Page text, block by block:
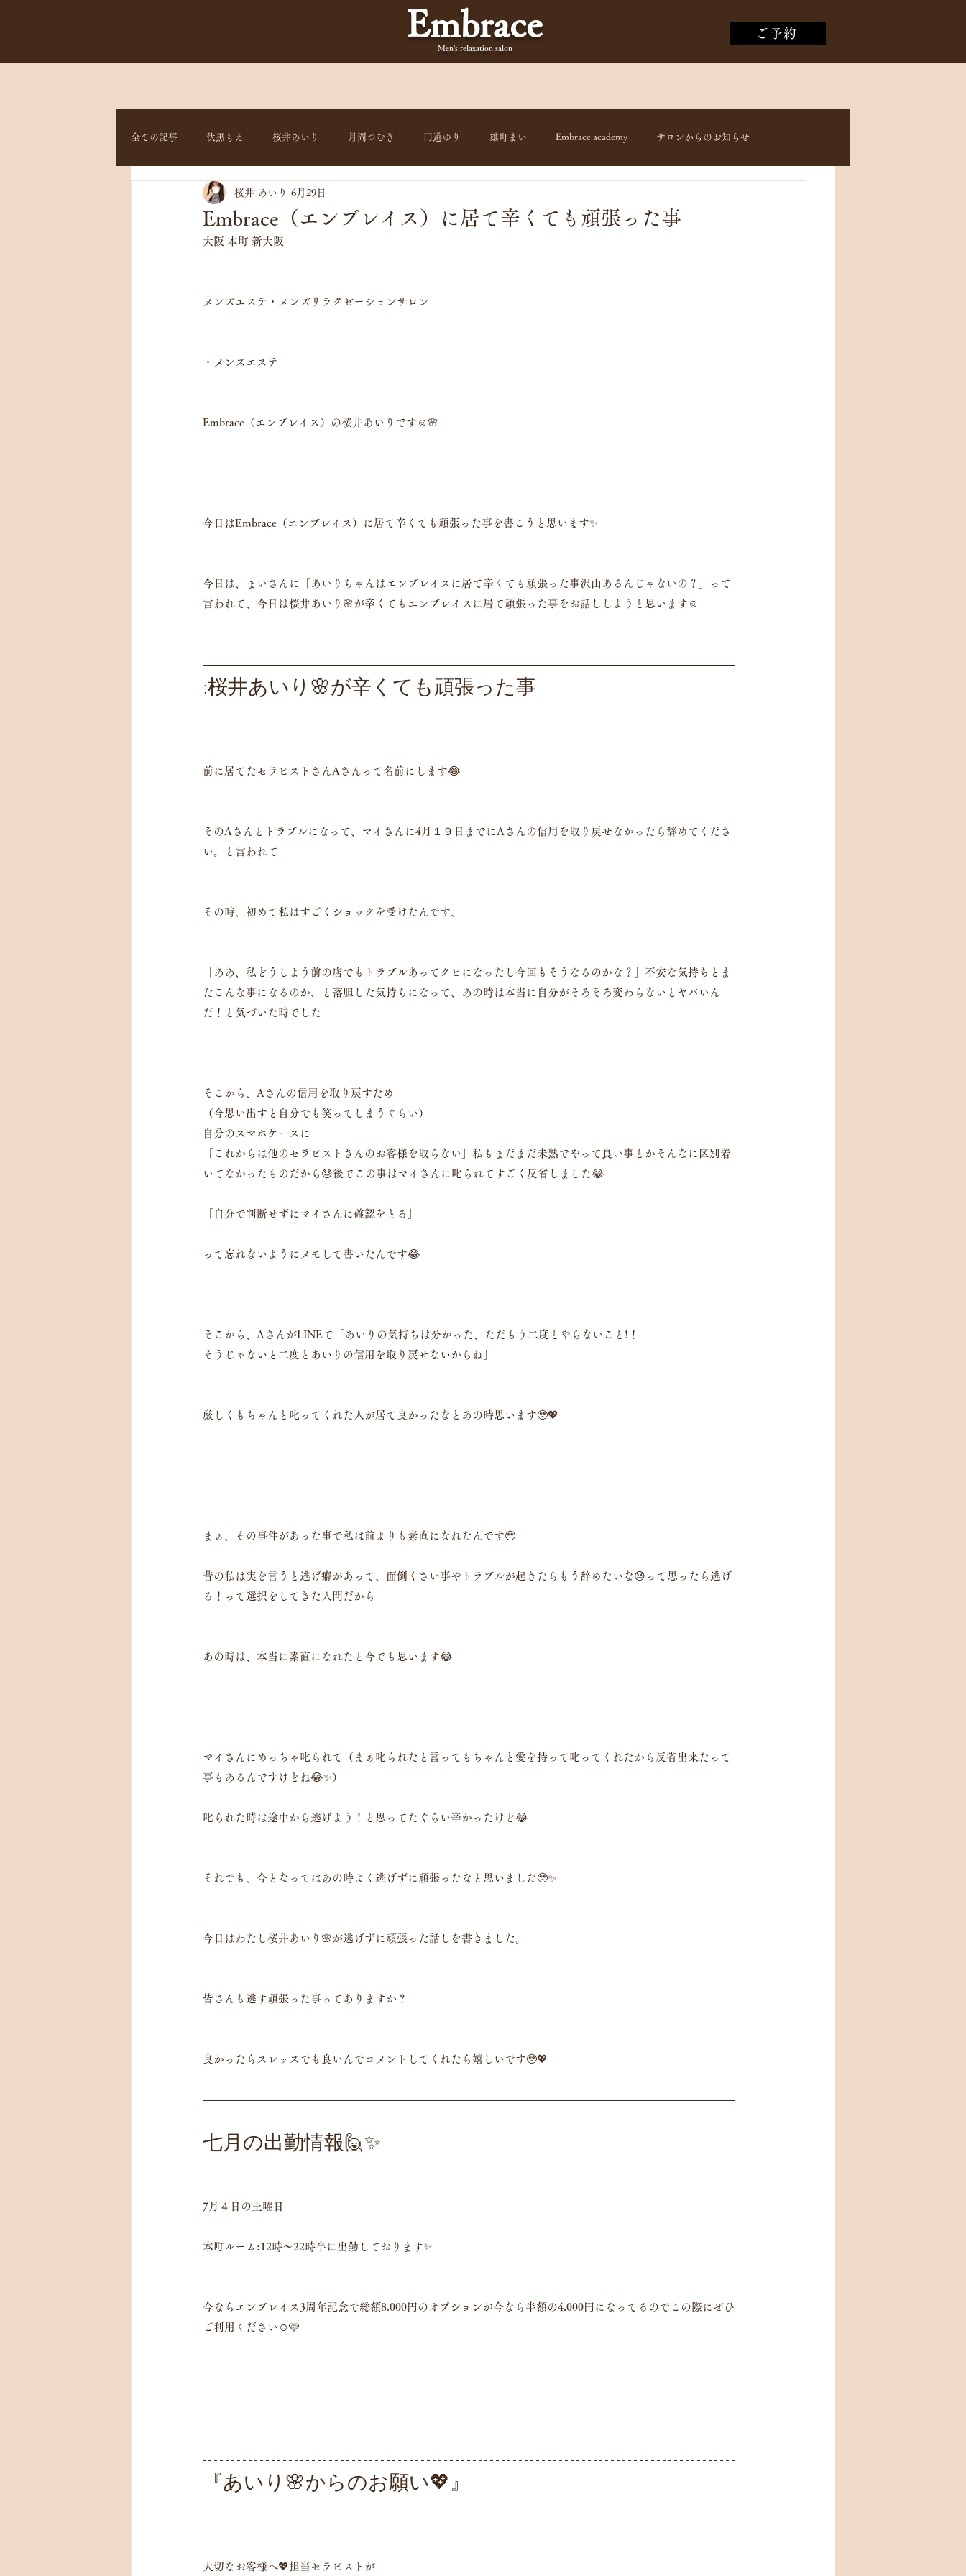
Embrace
Men's relaxation salon
ご予約
全ての記事 伏黒もえ 桜井あいり 月岡つむぎ 円道ゆり 雄町まい Embrace academy サロンからのお知らせ
Embrace（エンブレイス）に居て辛くても頑張った事
桜井 あいり 6月29日
大阪 本町 新大阪
メンズエステ・メンズリラクゼーションサロン
・メンズエステ
Embrace（エンブレイス）の桜井あいりです☺️🌸
今日はEmbrace（エンブレイス）に居て辛くても頑張った事を書こうと思います✨
今日は、まいさんに「あいりちゃんはエンブレイスに居て辛くても頑張った事沢山あるんじゃないの？」って
言われて、今日は桜井あいり🌸が辛くてもエンブレイスに居て頑張った事をお話ししようと思います☺️
:桜井あいり🌸が辛くても頑張った事
前に居てたセラピストさんAさんって名前にします😂
そのAさんとトラブルになって、マイさんに4月１９日までにAさんの信用を取り戻せなかったら辞めてくださ
い。と言われて
その時、初めて私はすごくショックを受けたんです、
「ああ、私どうしよう前の店でもトラブルあってクビになったし今回もそうなるのかな？」不安な気持ちとま
たこんな事になるのか、と落胆した気持ちになって、あの時は本当に自分がそろそろ変わらないとヤバいん
だ！と気づいた時でした
そこから、Aさんの信用を取り戻すため
（今思い出すと自分でも笑ってしまうぐらい）
自分のスマホケースに
「これからは他のセラピストさんのお客様を取らない」私もまだまだ未熟でやって良い事とかそんなに区別着
いてなかったものだから😓後でこの事はマイさんに叱られてすごく反省しました😂
「自分で判断せずにマイさんに確認をとる」
って忘れないようにメモして書いたんです😂
そこから、AさんがLINEで「あいりの気持ちは分かった、ただもう二度とやらないこと!！
そうじゃないと二度とあいりの信用を取り戻せないからね」
厳しくもちゃんと叱ってくれた人が居て良かったなとあの時思います🥹💖
まぁ、その事件があった事で私は前よりも素直になれたんです🥹
昔の私は実を言うと逃げ癖があって、面倒くさい事やトラブルが起きたらもう辞めたいな😓って思ったら逃げ
る！って選択をしてきた人間だから
あの時は、本当に素直になれたと今でも思います😂
マイさんにめっちゃ叱られて（まぁ叱られたと言ってもちゃんと愛を持って叱ってくれたから反省出来たって
事もあるんですけどね😂✨）
叱られた時は途中から逃げよう！と思ってたぐらい辛かったけど😂
それでも、今となってはあの時よく逃げずに頑張ったなと思いました🥹✨
今日はわたし桜井あいり🌸が逃げずに頑張った話しを書きました。
皆さんも逃す頑張った事ってありますか？
良かったらスレッズでも良いんでコメントしてくれたら嬉しいです🥹💖
七月の出勤情報🙋✨
7月４日の土曜日
本町ルーム:12時〜22時半に出勤しております✨
今ならエンブレイス3周年記念で総額8.000円のオプションが今なら半額の4.000円になってるのでこの際にぜひ
ご利用ください☺️🩷
『あいり🌸からのお願い💖』
大切なお客様へ💖担当セラピストが